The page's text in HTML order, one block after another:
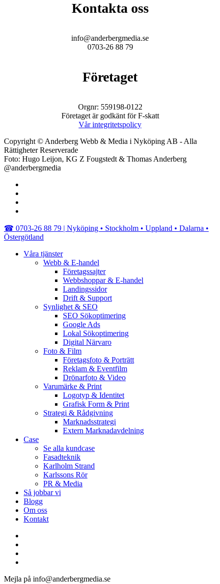
Kontakta oss
info@anderbergmedia.se
0703-26 88 79
Företaget
Orgnr: 559198-0122
Företaget är godkänt för F-skatt
Vår integritetspolicy
Copyright © Anderberg Webb & Media i Nyköping AB - Alla
Rättigheter Reserverade
Foto: Hugo Leijon, KG Z Fougstedt & Thomas Anderberg
@anderbergmedia
Close
Menu
☎︎ 0703-26 88 79 | Nyköping • Stockholm • Uppland • Dalarna •
Östergötland
Våra tjänster
Webb & E-handel
Företagssajter
Webbshoppar & E-handel
Landingssidor
Drift & Support
Synlighet & SEO
SEO Sökoptimering
Google Ads
Lokal Sökoptimering
Digital Närvaro
Foto & Film
Företagsfoto & Porträtt
Reklam & Eventfilm
Drönarfoto & Video
Varumärke & Print
Logotyp & Identitet
Grafisk Form & Print
Strategi & Rådgivning
Marknadsstrategi
Extern Marknadavdelning
Case
Se alla kundcase
Fasadteknik
Karlholm Strand
Karlssons Rör
PR & Media
Så jobbar vi
Blogg
Om oss
Kontakt
Mejla på info@anderbergmedia.se